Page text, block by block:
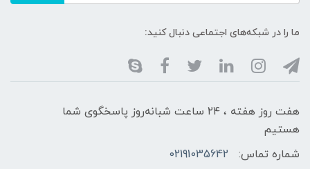
ما را در شبکه‌های اجتماعی دنبال کنید:
هفت روز هفته ، ۲۴ ساعت شبانه‌روز پاسخگوی شما
هستیم
شماره تماس:
02191035642